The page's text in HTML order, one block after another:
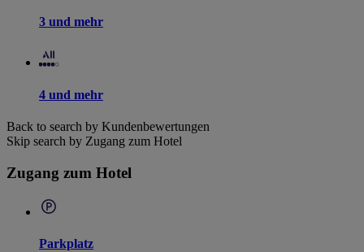
3 und mehr
4 und mehr
Back to search by Kundenbewertungen
Skip search by Zugang zum Hotel
Zugang zum Hotel
Parkplatz